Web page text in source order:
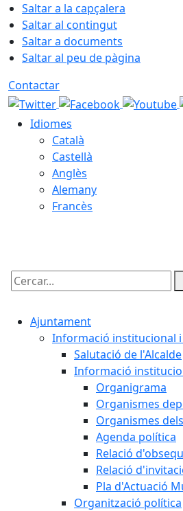
Saltar a la capçalera
Saltar al contingut
Saltar a documents
Saltar al peu de pàgina
Contactar
Idiomes
Català
Castellà
Anglès
Alemany
Francès
Cercar:
Ajuntament
Informació institucional
Salutació de l'Alcalde
Informació
Organigrama
Organismes
Organismes
Agenda política
Relació
Relació
Pla d'Actuació
Organització política